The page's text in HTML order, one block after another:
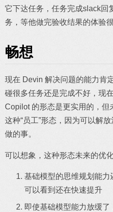
它下达任务，任务完成slack回
务，等他做完验收结果的体验很
畅想
现在 Devin 解决问题的能力肯
碰很多任务还是完成不好，现
Copilot 的形态是更实用的，但
这种“员工”形态，因为可以解
做的事。
可以想象，这种形态未来的优
基础模型的思维规划能
可以看到还在快速提升
即使基础模型能力放缓